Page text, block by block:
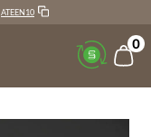
ATEEN10
0